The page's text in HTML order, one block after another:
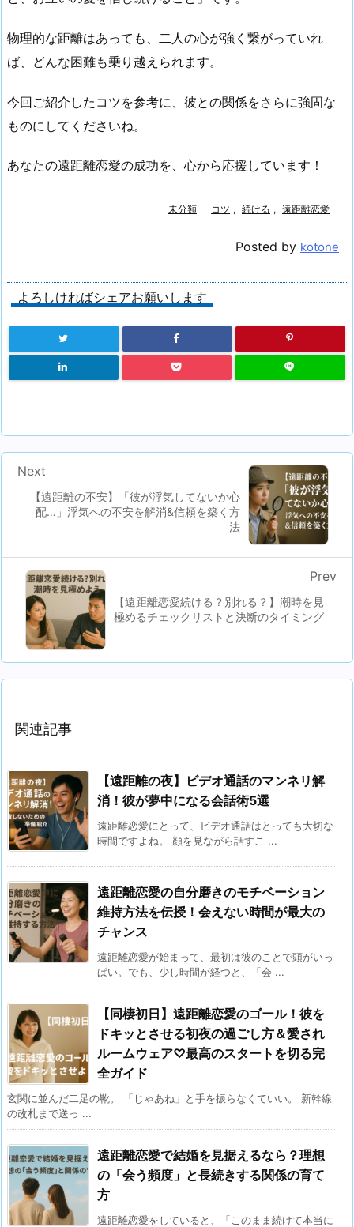
物理的な距離はあっても、二人の心が強く繋がっていれ
ば、どんな困難も乗り越えられます。
今回ご紹介したコツを参考に、彼との関係をさらに強固な
ものにしてくださいね。
あなたの遠距離恋愛の成功を、心から応援しています！
未分類 コツ , 続ける , 遠距離恋愛
Posted by kotone
よろしければシェアお願いします
【遠距離の不安】「彼が浮気してないか心
配…」浮気への不安を解消&信頼を築く方
法
Next
【遠距離恋愛続ける？別れる？】潮時を見
極めるチェックリストと決断のタイミング
Prev
関連記事
【遠距離の夜】ビデオ通話のマンネリ解
消！彼が夢中になる会話術5選
遠距離恋愛にとって、ビデオ通話はとっても大切な
時間ですよね。 顔を見ながら話すこ ...
遠距離恋愛の自分磨きのモチベーション
維持方法を伝授！会えない時間が最大の
チャンス
遠距離恋愛が始まって、最初は彼のことで頭がいっ
ぱい。でも、少し時間が経つと、「会 ...
【同棲初日】遠距離恋愛のゴール！彼を
ドキッとさせる初夜の過ごし方＆愛され
ルームウェア♡最高のスタートを切る完
全ガイド
玄関に並んだ二足の靴。 「じゃあね」と手を振らなくていい。 新幹線
の改札まで送っ ...
遠距離恋愛で結婚を見据えるなら？理想
の「会う頻度」と長続きする関係の育て
方
遠距離恋愛をしていると、「このまま続けて本当に